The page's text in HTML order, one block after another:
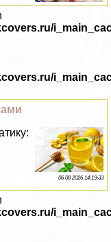
06 08 2026 14:19:33